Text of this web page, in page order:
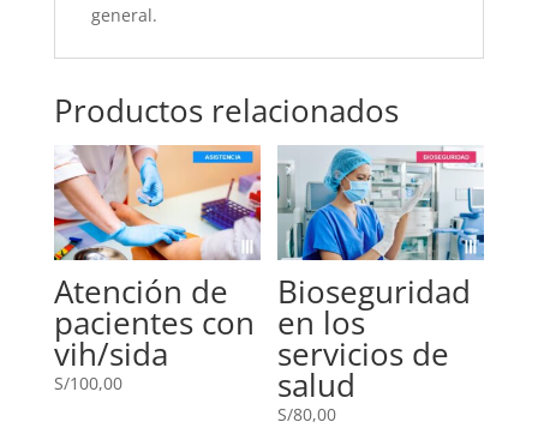
general.
Productos relacionados
Atención de
pacientes con
vih/sida
S/100,00
Bioseguridad
en los
servicios de
salud
S/80,00